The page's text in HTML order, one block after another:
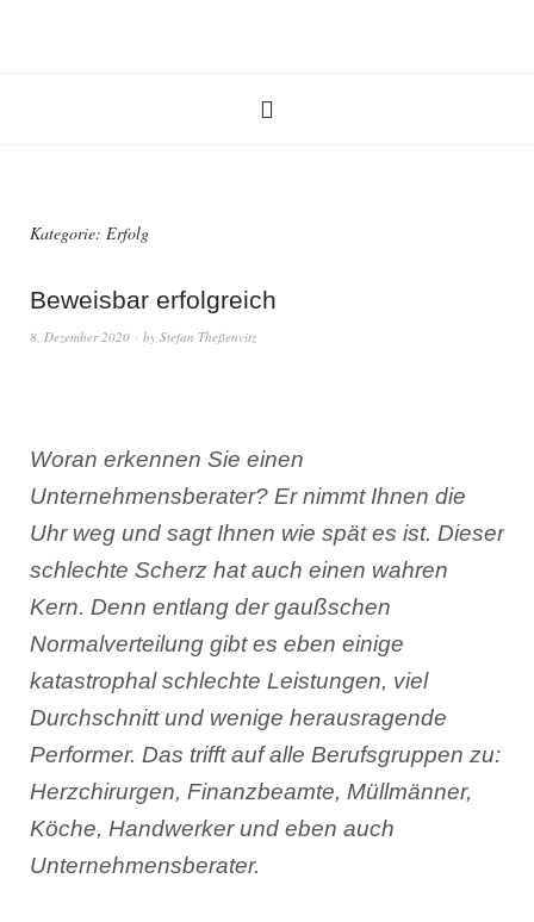
Kategorie: Erfolg
Beweisbar erfolgreich
8. Dezember 2020 by Stefan Theßenvitz
Woran erkennen Sie einen
Unternehmensberater? Er nimmt Ihnen die
Uhr weg und sagt Ihnen wie spät es ist. Dieser
schlechte Scherz hat auch einen wahren
Kern. Denn entlang der gaußschen
Normalverteilung gibt es eben einige
katastrophal schlechte Leistungen, viel
Durchschnitt und wenige herausragende
Performer. Das trifft auf alle Berufsgruppen zu:
Herzchirurgen, Finanzbeamte, Müllmänner,
Köche, Handwerker und eben auch
Unternehmensberater.